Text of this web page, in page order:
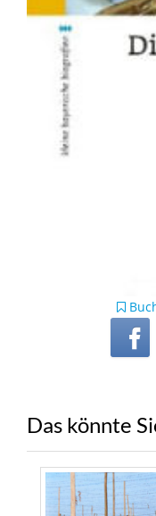
Das könnte